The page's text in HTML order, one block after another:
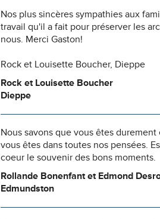
Nos plus sincères sympathies aux
travail qu'il a fait pour préserver les
nous. Merci Gaston!
Rock et Louisette Boucher, Dieppe
Rock et Louisette Boucher
Dieppe
Nous savons que vous êtes
vous êtes dans toutes nos pensées.
coeur le souvenir des bons moments.
Rollande Bonenfant et Edmond
Edmundston